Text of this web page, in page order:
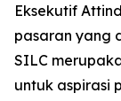
Eksekutif
pasaran yang
SILC
untuk aspirasi